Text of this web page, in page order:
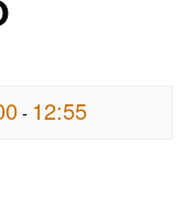
- 12:55